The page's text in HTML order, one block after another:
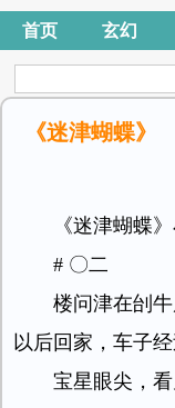
首页 玄幻
《迷津蝴蝶》
《迷津蝴蝶
# 〇二
楼问津在刣
以后回家，车子经
宝星眼尖，